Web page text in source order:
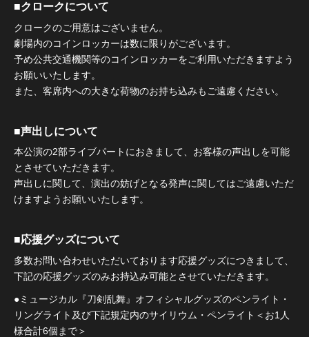
■クロークについて
クロークのご用意はございません。
劇場内のコインロッカーは数に限りがございます。
予め公共交通機関等のコインロッカーをご利用いただきますよう
お願いいたします。
また、客席内への大きな荷物のお持ち込みもご遠慮ください。
■声出しについて
本公演の2部ライブパートにおきまして、お客様の声出しを可能
とさせていただきます。
声出しに関して、演出の妨げとなる発声に関してはご遠慮いただ
けますようお願いいたします。
■応援グッズについて
多数お問い合わせいただいております応援グッズにつきまして、
下記の応援グッズのみお持込み可能とさせていただきます。
●ミュージカル『刀剣乱舞』オフィシャルグッズのペンライト・
リングライト及び下記規定内のサイリウム・ペンライト＜お1人
様合計6個まで＞